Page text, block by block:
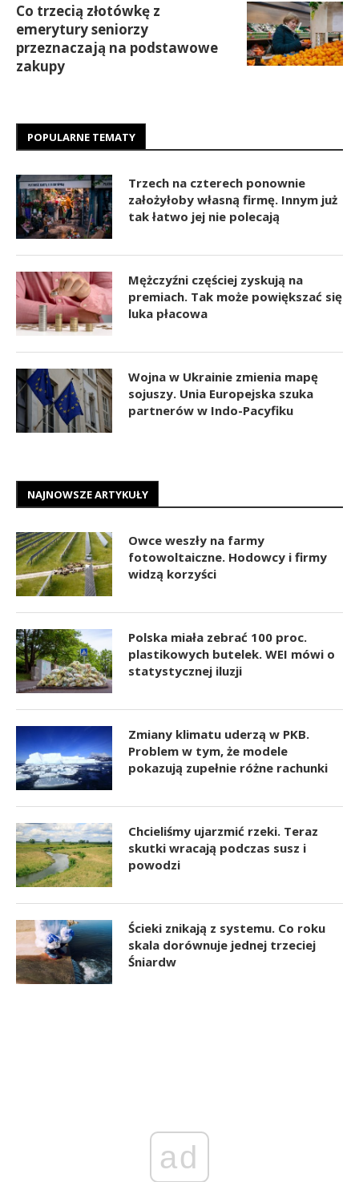
Co trzecią złotówkę z
emerytury seniorzy
przeznaczają na podstawowe
zakupy
POPULARNE TEMATY
Trzech na czterech ponownie
założyłoby własną firmę. Innym już
tak łatwo jej nie polecają
Mężczyźni częściej zyskują na
premiach. Tak może powiększać się
luka płacowa
Wojna w Ukrainie zmienia mapę
sojuszy. Unia Europejska szuka
partnerów w Indo-Pacyfiku
NAJNOWSZE ARTYKUŁY
Owce weszły na farmy
fotowoltaiczne. Hodowcy i firmy
widzą korzyści
Polska miała zebrać 100 proc.
plastikowych butelek. WEI mówi o
statystycznej iluzji
Zmiany klimatu uderzą w PKB.
Problem w tym, że modele
pokazują zupełnie różne rachunki
Chcieliśmy ujarzmić rzeki. Teraz
skutki wracają podczas susz i
powodzi
Ścieki znikają z systemu. Co roku
skala dorównuje jednej trzeciej
Śniardw
ad